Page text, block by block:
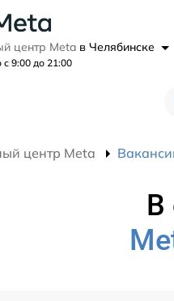
центр Meta в Челябинске
9:00 до 21:00
центр Meta
В